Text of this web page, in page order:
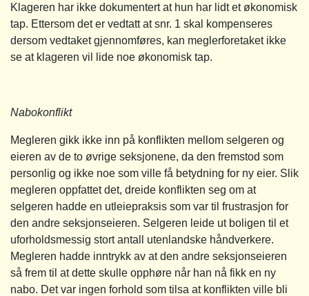
Klageren har ikke dokumentert at hun har lidt et økonomisk
tap. Ettersom det er vedtatt at snr. 1 skal kompenseres
dersom vedtaket gjennomføres, kan meglerforetaket ikke
se at klageren vil lide noe økonomisk tap.
Nabokonflikt
Megleren gikk ikke inn på konflikten mellom selgeren og
eieren av de to øvrige seksjonene, da den fremstod som
personlig og ikke noe som ville få betydning for ny eier. Slik
megleren oppfattet det, dreide konflikten seg om at
selgeren hadde en utleiepraksis som var til frustrasjon for
den andre seksjonseieren. Selgeren leide ut boligen til et
uforholdsmessig stort antall utenlandske håndverkere.
Megleren hadde inntrykk av at den andre seksjonseieren
så frem til at dette skulle opphøre når han nå fikk en ny
nabo. Det var ingen forhold som tilsa at konflikten ville bli